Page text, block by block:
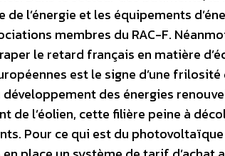
l’énergie et les équipements
membres du RAC-F.
le retard français en matière
est le signe d’une
des énergies
de l’éolien, cette filière peine à
Pour ce qui est du